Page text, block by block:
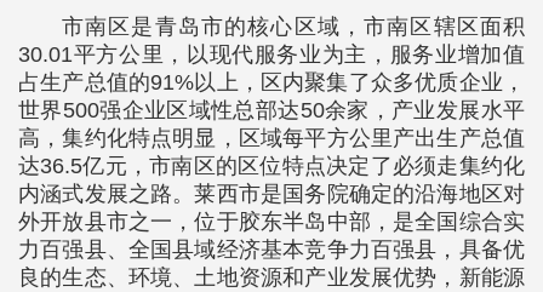
市南区是青岛市的核心区域，市南区辖区面积
30.01平方公里，以现代服务业为主，服务业增加值
占生产总值的91%以上，区内聚集了众多优质企业，
世界500强企业区域性总部达50余家，产业发展水平
高，集约化特点明显，区域每平方公里产出生产总值
达36.5亿元，市南区的区位特点决定了必须走集约化
内涵式发展之路。莱西市是国务院确定的沿海地区对
外开放县市之一，位于胶东半岛中部，是全国综合实
力百强县、全国县域经济基本竞争力百强县，具备优
良的生态、环境、土地资源和产业发展优势，新能源